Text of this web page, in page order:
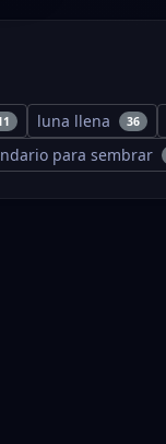
luna llena 36
para sembrar